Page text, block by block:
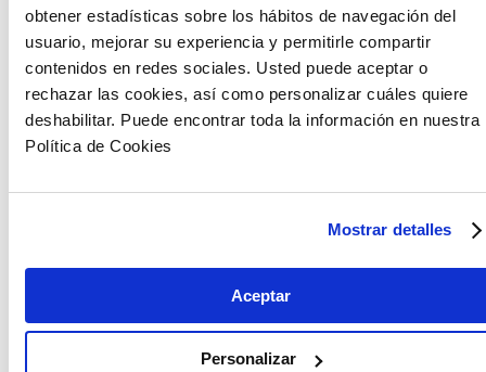
obtener estadísticas sobre los hábitos de navegación del
usuario, mejorar su experiencia y permitirle compartir
contenidos en redes sociales. Usted puede aceptar o
rechazar las cookies, así como personalizar cuáles quiere
deshabilitar. Puede encontrar toda la información en nuestra
Política de Cookies
Mostrar detalles
Aceptar
Personalizar
Inteligencia Artificial es uno de los factores
clave, además de las variables clásicas como la
inflación, las políticas monetarias y los riesgos